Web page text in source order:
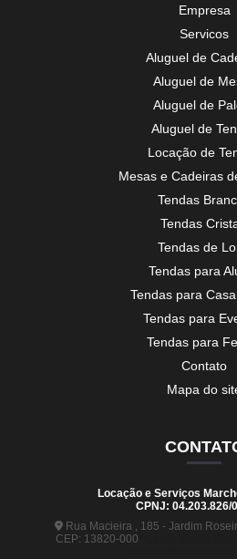
Empresa
Servicos
Aluguel de
Aluguel de
Aluguel de
Aluguel de
Locação de
Mesas e Cadeiras
Tendas
Tendas
Tendas de
Tendas para
Tendas para
Tendas para
Tendas para
Contato
Mapa do
Locação e Serviços
CPNJ: 04.203.826/
Rua Macieira , 185 - Jardim
CEP: 13820-000